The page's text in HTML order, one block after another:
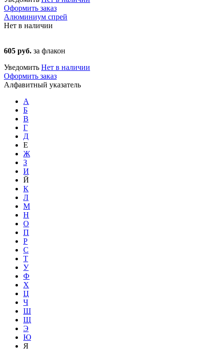
Оформить заказ
Алюминиум спрей
Нет в наличии
605 руб. за флакон
Уведомить Нет в наличии
Оформить заказ
Алфавитный указатель
А
Б
В
Г
Д
Е
Ж
З
И
Й
К
Л
М
Н
О
П
Р
С
Т
У
Ф
Х
Ц
Ч
Ш
Щ
Э
Ю
Я